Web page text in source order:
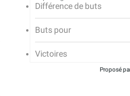
Différence de buts
Buts pour
Victoires
Proposé